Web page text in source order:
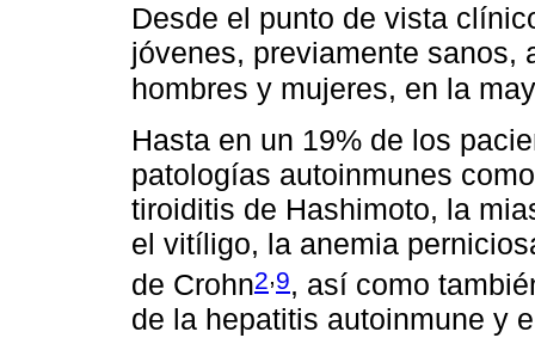
Desde el punto de vista
jóvenes, previamente sanos,
hombres y mujeres, en la
Hasta en un 19% de los
patologías autoinmunes
tiroiditis de Hashimoto, la
el vitíligo, la anemia
de Crohn2,9, así como
de la hepatitis autoinmune y